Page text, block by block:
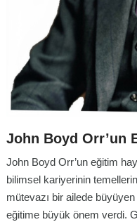
John Boyd Orr’un
John Boyd Orr’un eğitim
bilimsel kariyerinin
mütevazı bir ailede
eğitime büyük önem verdi.